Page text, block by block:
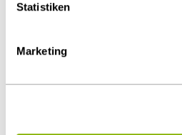
Statistiken
Marketing
Öffentlicher Sektor und Vergabe